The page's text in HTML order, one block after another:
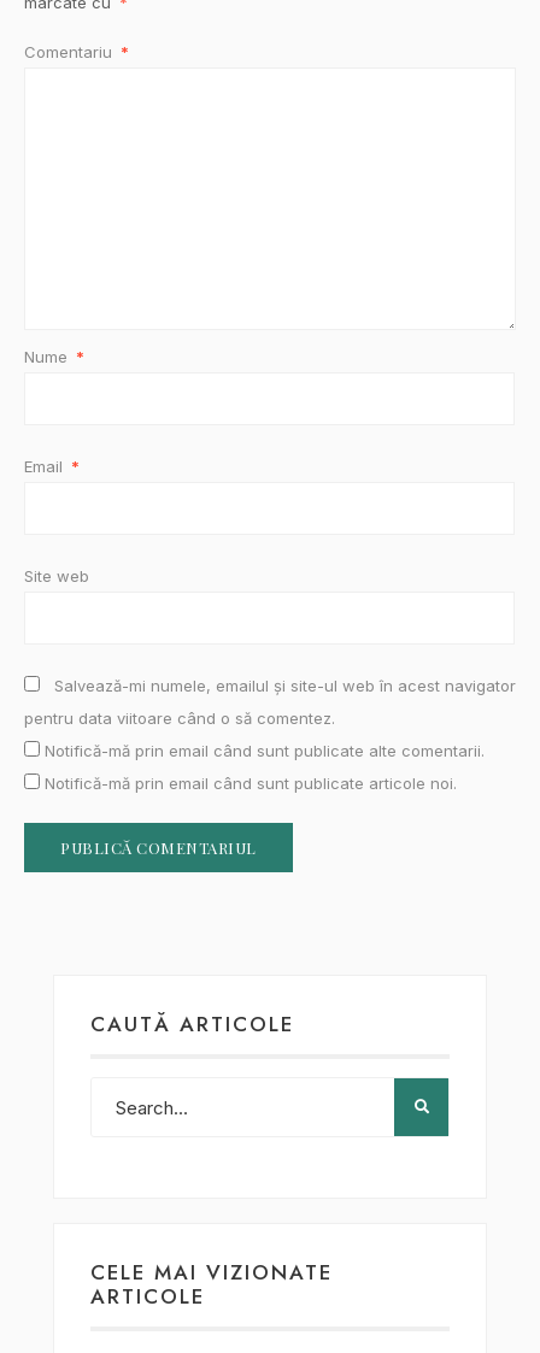
Comentariu *
Nume *
Email *
Site web
Salvează-mi numele, emailul și site-ul web în acest navigator
pentru data viitoare când o să comentez.
Notifică-mă prin email când sunt publicate alte comentarii.
Notifică-mă prin email când sunt publicate articole noi.
CAUTĂ ARTICOLE
CELE MAI VIZIONATE
ARTICOLE